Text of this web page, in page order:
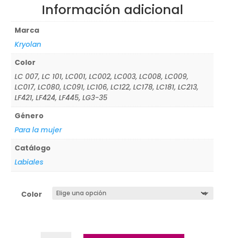
Información adicional
Marca
Kryolan
Color
LC 007, LC 101, LC001, LC002, LC003, LC008, LC009,
LC017, LC080, LC091, LC106, LC122, LC178, LC181, LC213,
LF421, LF424, LF445, LG3-35
Género
Para la mujer
Catálogo
Labiales
Color